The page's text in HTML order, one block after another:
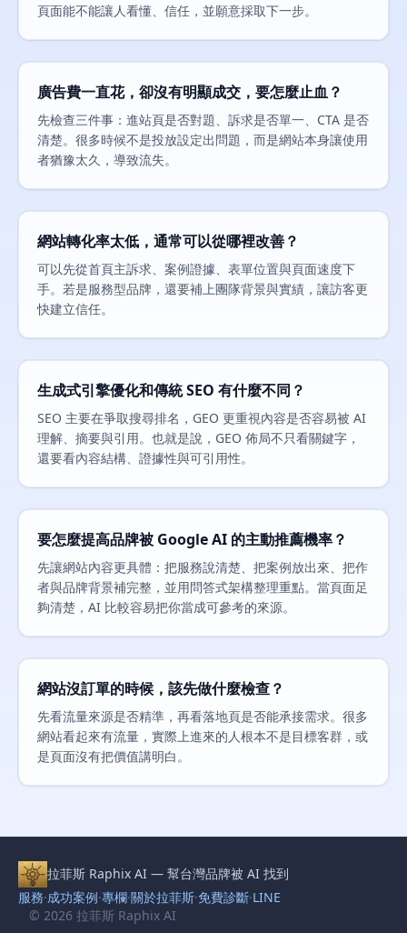
頁面能不能讓人看懂、信任，並願意採取下一步。
廣告費一直花，卻沒有明顯成交，要怎麼止血？
先檢查三件事：進站頁是否對題、訴求是否單一、CTA 是否
清楚。很多時候不是投放設定出問題，而是網站本身讓使用
者猶豫太久，導致流失。
網站轉化率太低，通常可以從哪裡改善？
可以先從首頁主訴求、案例證據、表單位置與頁面速度下
手。若是服務型品牌，還要補上團隊背景與實績，讓訪客更
快建立信任。
生成式引擎優化和傳統 SEO 有什麼不同？
SEO 主要在爭取搜尋排名，GEO 更重視內容是否容易被 AI
理解、摘要與引用。也就是說，GEO 佈局不只看關鍵字，
還要看內容結構、證據性與可引用性。
要怎麼提高品牌被 Google AI 的主動推薦機率？
先讓網站內容更具體：把服務說清楚、把案例放出來、把作
者與品牌背景補完整，並用問答式架構整理重點。當頁面足
夠清楚，AI 比較容易把你當成可參考的來源。
網站沒訂單的時候，該先做什麼檢查？
先看流量來源是否精準，再看落地頁是否能承接需求。很多
網站看起來有流量，實際上進來的人根本不是目標客群，或
是頁面沒有把價值講明白。
拉菲斯 Raphix AI — 幫台灣品牌被 AI 找到
服務·成功案例·專欄·關於拉菲斯·免費診斷·LINE
© 2026 拉菲斯 Raphix AI